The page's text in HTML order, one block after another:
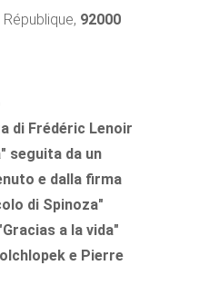
92000
di Frédéric Lenoir
seguita da un
e dalla firma
di Spinoza"
a la vida"
e Pierre